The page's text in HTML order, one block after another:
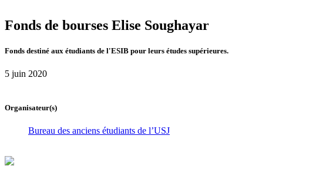
Fonds de bourses Elise Soughayar
Fonds destiné aux étudiants de l'ESIB pour leurs études supérieures.
5 juin 2020
Organisateur(s)
Bureau des anciens étudiants de l’USJ